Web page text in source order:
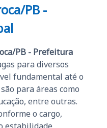
PB -
PB - Prefeitura
para diversos
fundamental até o
para áreas como
entre outras.
o cargo,